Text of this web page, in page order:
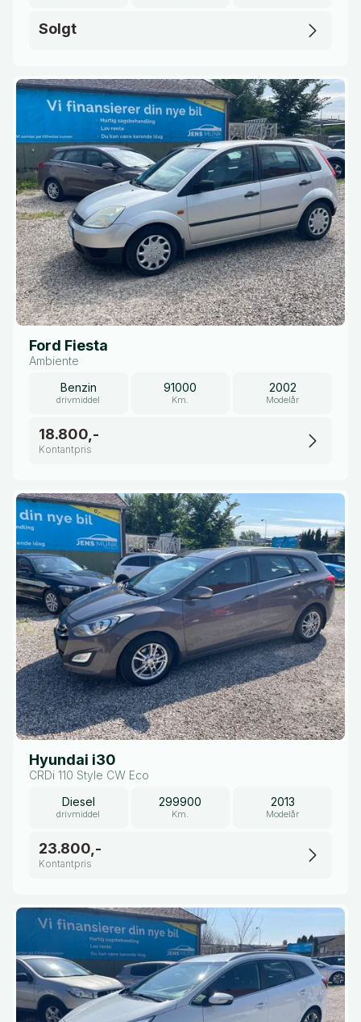
Solgt
Ford Fiesta
Ambiente
Benzin
drivmiddel
91000
Km.
2002
Modelår
18.800,-
Kontantpris
Hyundai i30
CRDi 110 Style CW Eco
Diesel
drivmiddel
299900
Km.
2013
Modelår
23.800,-
Kontantpris